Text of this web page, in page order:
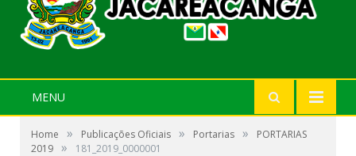
MENU
Home » Publicações Oficiais » Portarias »
PORTARIAS
2019 » 181_2019_0000001